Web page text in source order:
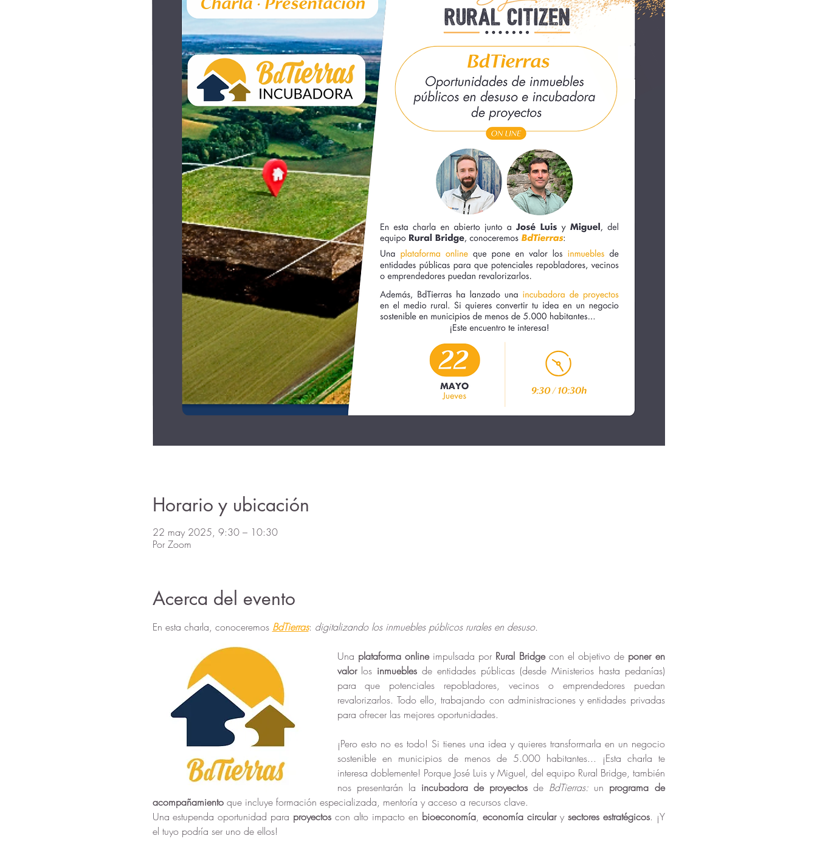
Horario y ubicación
22 may 2025, 9:30 – 10:30
Por Zoom
Acerca del evento
En esta charla, conoceremos BdTierras: digitalizando los inmuebles públicos rurales en desuso.
Una plataforma online impulsada por Rural Bridge con el objetivo de poner en
valor los inmuebles de entidades públicas (desde Ministerios hasta pedanías)
para que potenciales repobladores, vecinos o emprendedores puedan
revalorizarlos. Todo ello, trabajando con administraciones y entidades privadas
para ofrecer las mejores oportunidades.
¡Pero esto no es todo! Si tienes una idea y quieres transformarla en un negocio
sostenible en municipios de menos de 5.000 habitantes... ¡Esta charla te
interesa doblemente! Porque José Luis y Miguel, del equipo Rural Bridge, también
nos presentarán la incubadora de proyectos de BdTierras: un programa de
acompañamiento que incluye formación especializada, mentoría y acceso a recursos clave.
Una estupenda oportunidad para proyectos con alto impacto en bioeconomía, economía circular y sectores estratégicos. ¡Y
el tuyo podría ser uno de ellos!